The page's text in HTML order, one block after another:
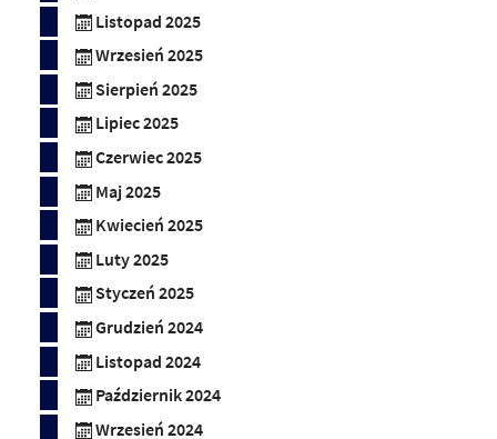
Listopad 2025
Wrzesień 2025
Sierpień 2025
Lipiec 2025
Czerwiec 2025
Maj 2025
Kwiecień 2025
Luty 2025
Styczeń 2025
Grudzień 2024
Listopad 2024
Październik 2024
Wrzesień 2024